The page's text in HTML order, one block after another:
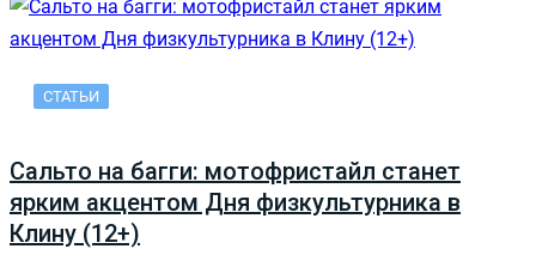
СТАТЬИ
Сальто на багги: мотофристайл станет
ярким акцентом Дня физкультурника в
Клину (12+)